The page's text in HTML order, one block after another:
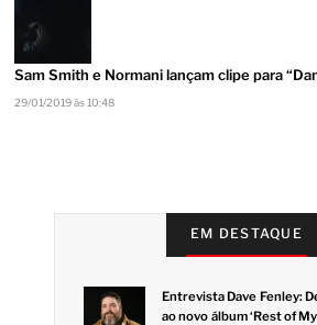
Sam Smith e Normani lançam clipe para
29/01/2019 às 10:48
EM DESTAQUE
Entrevista Dave Fenley:
ao novo álbum ‘Rest of